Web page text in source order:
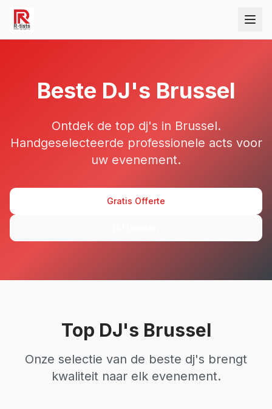
Beste DJ's Brussel
Ontdek de top dj's in Brussel.
Handgeselecteerde professionele acts voor
uw evenement.
Gratis Offerte
Top DJ's Brussel
Onze selectie van de beste dj's brengt
kwaliteit naar elk evenement.